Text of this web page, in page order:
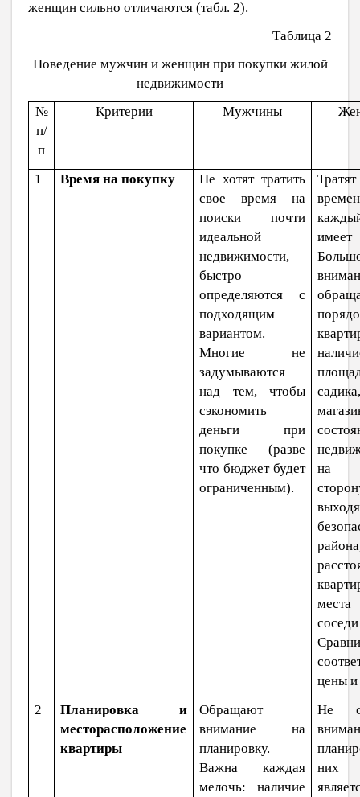
женщин сильно отличаются (табл. 2).
Таблица 2
Поведение мужчин и женщин при покупки жилой
недвижимости
№
п/
п
Критерии Мужчины
1 Время на покупку
Не хотят тратить
свое время на
поиски почти
идеальной
недвижимости,
быстро
определяются с
подходящим
вариантом.
Многие не
задумываются
над тем, чтобы
сэкономить
деньги при
покупке (разве
что бюджет будет
ограниченным).
имеет
на
цены и
2
Планировка и
месторасположение
квартиры
Обращают
внимание на
планировку.
Важна каждая
мелочь: наличие
Не
них